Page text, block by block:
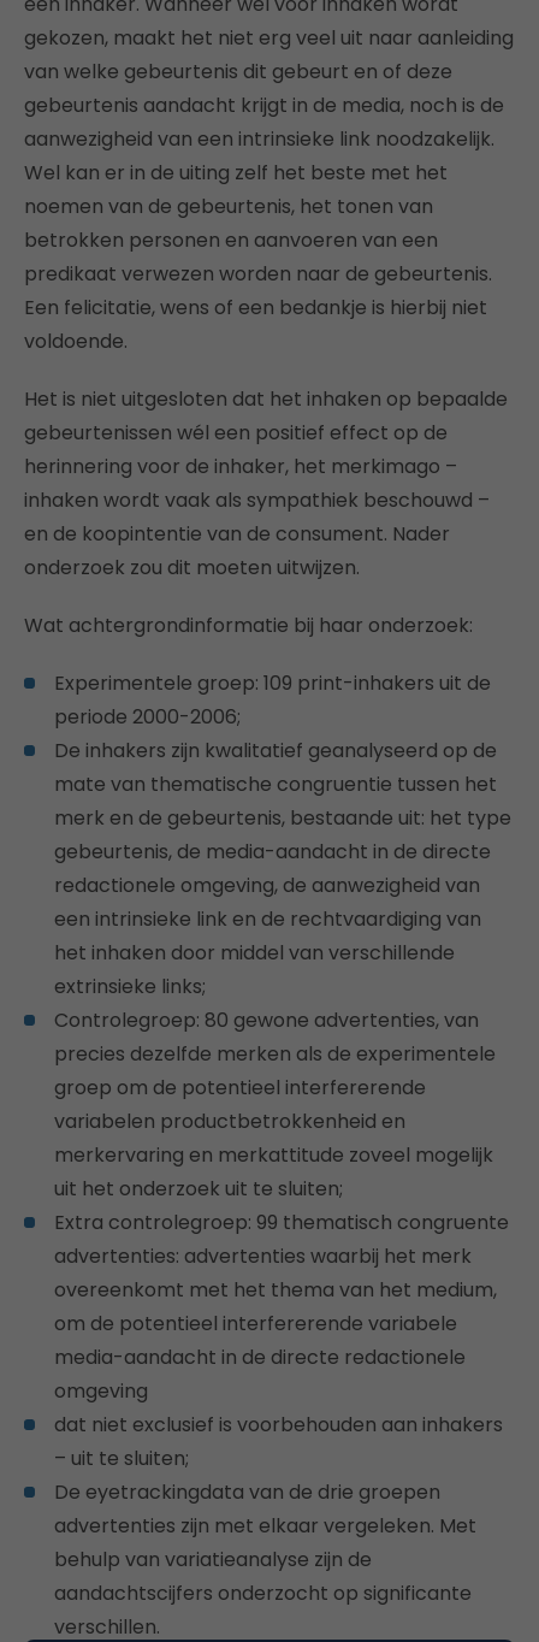
gekozen, maakt het niet erg veel uit naar aanleiding
van welke gebeurtenis dit gebeurt en of deze
gebeurtenis aandacht krijgt in de media, noch is de
aanwezigheid van een intrinsieke link noodzakelijk.
Wel kan er in de uiting zelf het beste met het
noemen van de gebeurtenis, het tonen van
betrokken personen en aanvoeren van een
predikaat verwezen worden naar de gebeurtenis.
Een felicitatie, wens of een bedankje is hierbij niet
voldoende.
Het is niet uitgesloten dat het inhaken op bepaalde
gebeurtenissen wél een positief effect op de
herinnering voor de inhaker, het merkimago –
inhaken wordt vaak als sympathiek beschouwd –
en de koopintentie van de consument. Nader
onderzoek zou dit moeten uitwijzen.
Wat achtergrondinformatie bij haar onderzoek:
Experimentele groep: 109 print-inhakers uit de
periode 2000-2006;
De inhakers zijn kwalitatief geanalyseerd op de
mate van thematische congruentie tussen het
merk en de gebeurtenis, bestaande uit: het type
gebeurtenis, de media-aandacht in de directe
redactionele omgeving, de aanwezigheid van
een intrinsieke link en de rechtvaardiging van
het inhaken door middel van verschillende
extrinsieke links;
Controlegroep: 80 gewone advertenties, van
precies dezelfde merken als de experimentele
groep om de potentieel interfererende
variabelen productbetrokkenheid en
merkervaring en merkattitude zoveel mogelijk
uit het onderzoek uit te sluiten;
Extra controlegroep: 99 thematisch congruente
advertenties: advertenties waarbij het merk
overeenkomt met het thema van het medium,
om de potentieel interfererende variabele
media-aandacht in de directe redactionele
omgeving
dat niet exclusief is voorbehouden aan inhakers
– uit te sluiten;
De eyetrackingdata van de drie groepen
advertenties zijn met elkaar vergeleken. Met
behulp van variatieanalyse zijn de
aandachtscijfers onderzocht op significante
verschillen.